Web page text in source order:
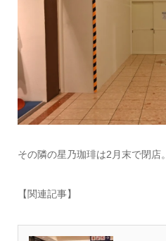
その隣の星乃珈琲は2月末で閉店。
【関連記事】